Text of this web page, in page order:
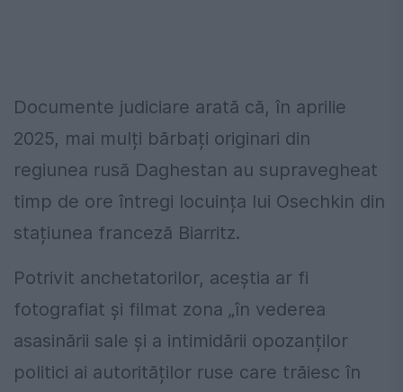
Documente judiciare arată că, în aprilie
2025, mai mulți bărbați originari din
regiunea rusă Daghestan au supravegheat
timp de ore întregi locuința lui Osechkin din
stațiunea franceză Biarritz.
Potrivit anchetatorilor, aceștia ar fi
fotografiat și filmat zona „în vederea
asasinării sale și a intimidării opozanților
politici ai autorităților ruse care trăiesc în